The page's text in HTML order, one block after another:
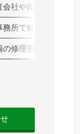
会社や鑑定会社と連
務所で解決・集積さ
の修理費、車両の時